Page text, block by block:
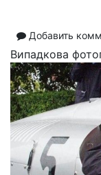
Добавить
Випадкова